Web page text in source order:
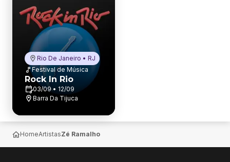
Rio De Janeiro • RJ
Festival de Música
Rock In Rio
03/09 • 12/09
Barra Da Tijuca
HomeArtistasZé Ramalho